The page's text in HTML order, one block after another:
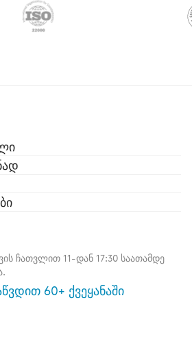
ჩათვლით 11-დან 17:30 საათამდე
60+ ქვეყანაში